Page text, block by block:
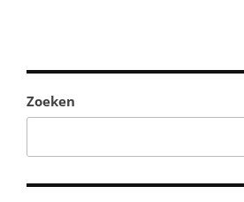
Zoeken